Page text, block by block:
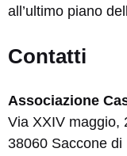
all’ultimo piano
Contatti
Associazione
Via XXIV maggio,
38060 Saccone